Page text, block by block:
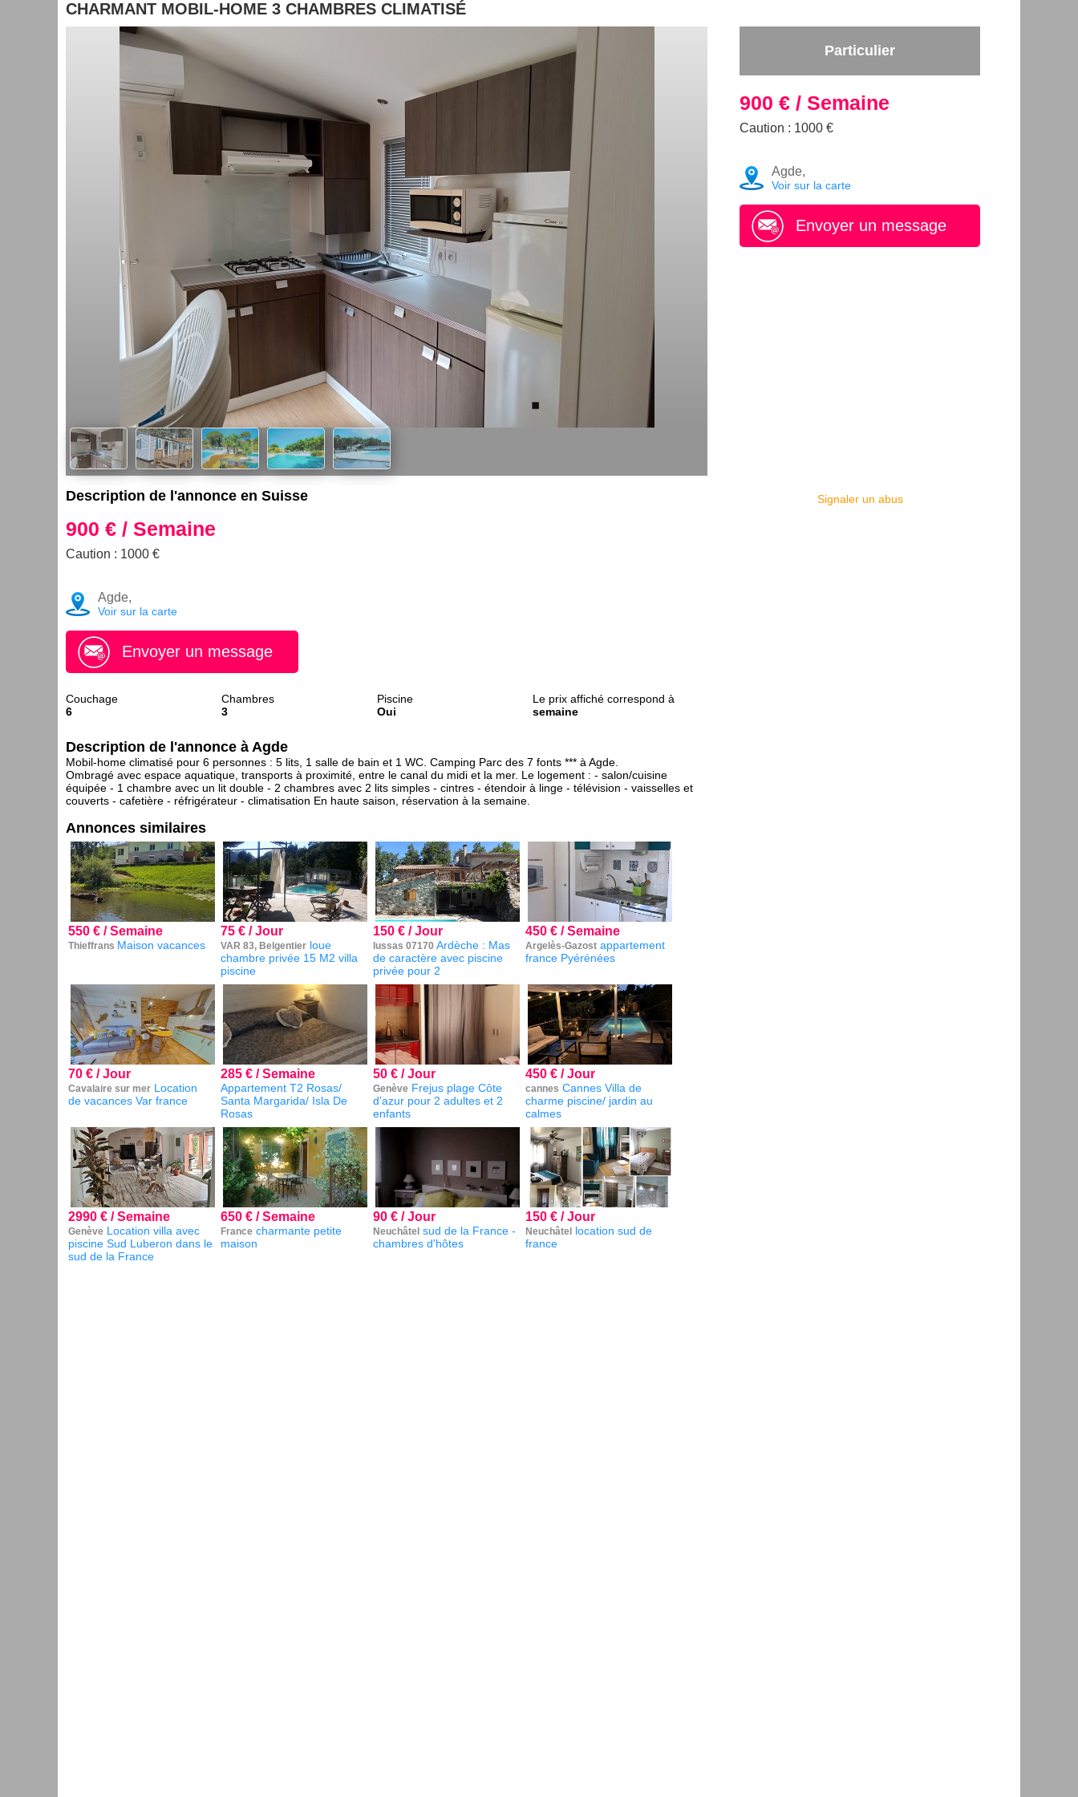
CHARMANT MOBIL-HOME 3 CHAMBRES CLIMATISÉ
Description de l'annonce en Suisse
900 € / Semaine
Caution : 1000 €
Agde,
Voir sur la carte
Envoyer un message
Couchage
6
Chambres
3
Piscine
Oui
Le prix affiché correspond à
semaine
Description de l'annonce à Agde
Mobil-home climatisé pour 6 personnes : 5 lits, 1 salle de bain et 1 WC. Camping Parc des 7 fonts *** à Agde.
Ombragé avec espace aquatique, transports à proximité, entre le canal du midi et la mer. Le logement : - salon/cuisine
équipée - 1 chambre avec un lit double - 2 chambres avec 2 lits simples - cintres - étendoir à linge - télévision - vaisselles et
couverts - cafetière - réfrigérateur - climatisation En haute saison, réservation à la semaine.
Annonces similaires
550 € / Semaine
Thieffrans Maison vacances
75 € / Jour
VAR 83, Belgentier loue
chambre privée 15 M2 villa
piscine
150 € / Jour
lussas 07170 Ardèche : Mas
de caractère avec piscine
privée pour 2
450 € / Semaine
Argelès-Gazost appartement
france Pyérénées
70 € / Jour
Cavalaire sur mer Location
de vacances Var france
285 € / Semaine
Appartement T2 Rosas/
Santa Margarida/ Isla De
Rosas
50 € / Jour
Genève Frejus plage Côte
d'azur pour 2 adultes et 2
enfants
450 € / Jour
cannes Cannes Villa de
charme piscine/ jardin au
calmes
2990 € / Semaine
Genève Location villa avec
piscine Sud Luberon dans le
sud de la France
650 € / Semaine
France charmante petite
maison
90 € / Jour
Neuchâtel sud de la France -
chambres d'hôtes
150 € / Jour
Neuchâtel location sud de
france
Particulier
900 € / Semaine
Caution : 1000 €
Agde,
Voir sur la carte
Envoyer un message
Signaler un abus